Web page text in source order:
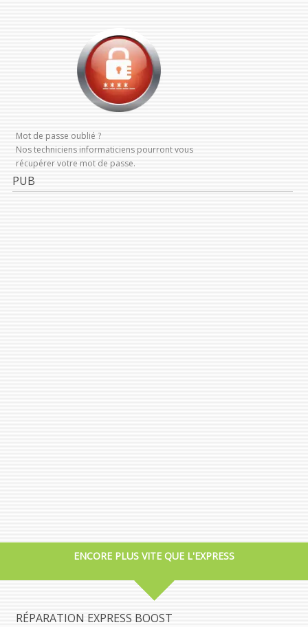
Mot de passe oublié ?
Nos techniciens informaticiens pourront vous
récupérer votre mot de passe.
PUB
ENCORE PLUS VITE QUE L'EXPRESS
RÉPARATION EXPRESS BOOST